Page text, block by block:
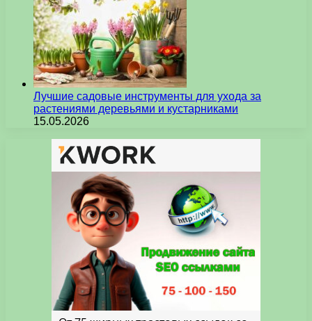
Лучшие садовые инструменты для ухода за
растениями деревьями и кустарниками
15.05.2026